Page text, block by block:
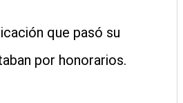
que pasó su
por honorarios.